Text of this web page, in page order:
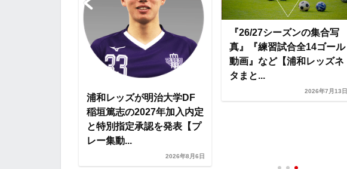
浦和レッズが明治大学DF
稲垣篤志の2027年加入内定
と特別指定承認を発表【プ
レー集動...
2026年8月6日
『26/27シーズンの集合写
真』『練習試合全14ゴール
動画』など【浦和レッズネ
タまと...
2026年7月13日